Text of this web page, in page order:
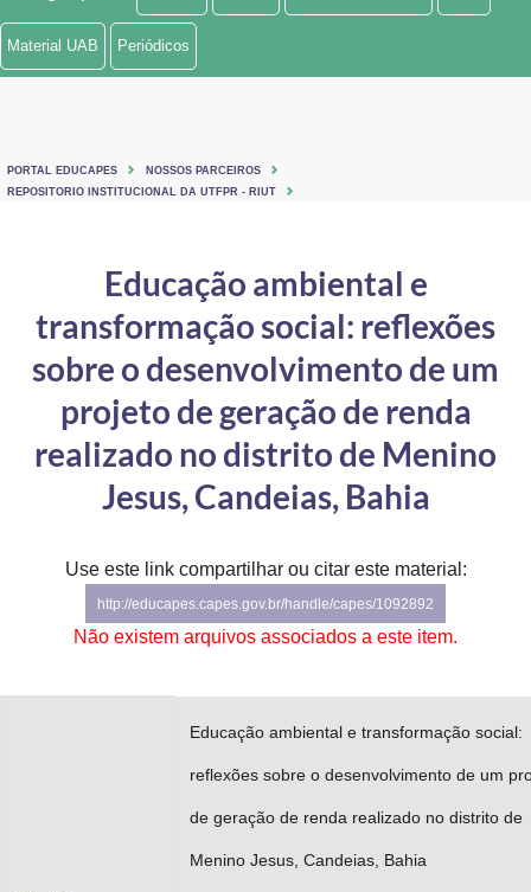
Ministério de Minas e Energia
Ministério do Turismo
Controladoria-Geral da União
Ministério da Mulher, da Família e dos Direitos Humanos
Secretaria de Governo
Gabinete de Segurança Institucional
Banco Central do Brasil
Material UAB Periódicos
PORTAL EDUCAPES
NOSSOS PARCEIROS
REPOSITORIO INSTITUCIONAL DA UTFPR - RIUT
Educação ambiental e
transformação social: reflexões
sobre o desenvolvimento de um
projeto de geração de renda
realizado no distrito de Menino
Jesus, Candeias, Bahia
Use este link compartilhar ou citar este material:
http://educapes.capes.gov.br/handle/capes/1092892
Não existem arquivos associados a este item.
Educação ambiental e transformação social:
reflexões sobre o desenvolvimento de um
de geração de renda realizado no distrito de
Menino Jesus, Candeias, Bahia